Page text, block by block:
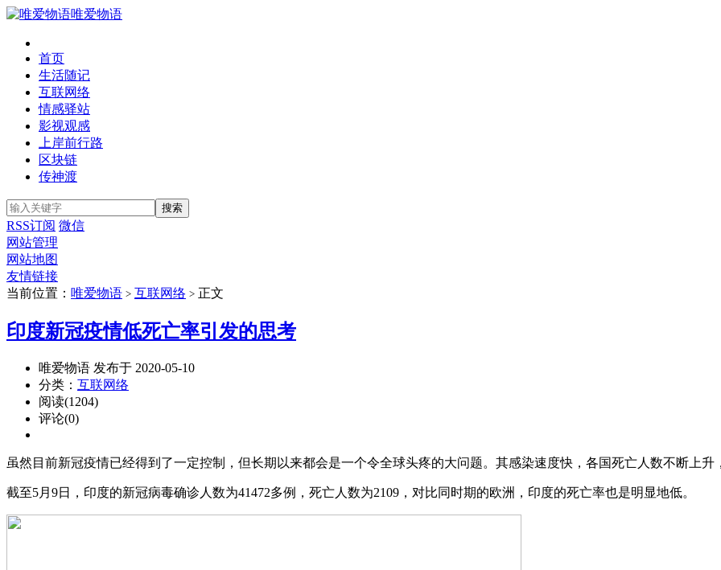
唯爱物语
首页
生活随记
互联网络
情感驿站
影视观感
上岸前行路
区块链
传神渡
RSS订阅 微信
网站管理
网站地图
友情链接
当前位置： 唯爱物语 > 互联网络 > 正文
印度新冠疫情低死亡率引发的思考
唯爱物语 发布于 2020-05-10
分类： 互联网络
阅读(1204)
评论(0)
虽然目前新冠疫情已经得到了一定控制，但长期以来都会是一个令全球头疼的大问题。其感染速度快，各国死亡人数不断上
截至5月9日，印度的新冠病毒确诊人数为41472多例，死亡人数为2109，对比同时期的欧洲，印度的死亡率也是明显地低。